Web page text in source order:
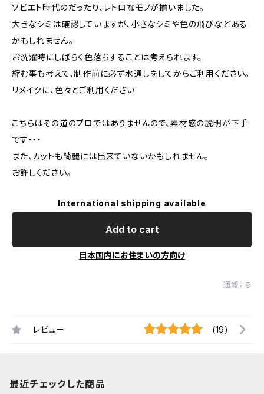
ソビエト時代のだったり、レトロなモノが揃いました。
大きなシミは確認していますが、小さなシミや色の飛びなどある
かもしれません。
お洗濯時にしばらく色落ちすることは考えられます。
縮む事も考えて、制作前に必ず水通しをしてからご利用ください。
リメイクに、色々とご利用ください
こちらはその道のプロではありませんので、素材感の説明が下手
です・・・
また、カットも綺麗には出来ていないかもしれません。
お許しください。
International shipping available
Add to cart
日本国内にお住まいの方向け
通報する
レビュー (19)
最近チェックした商品